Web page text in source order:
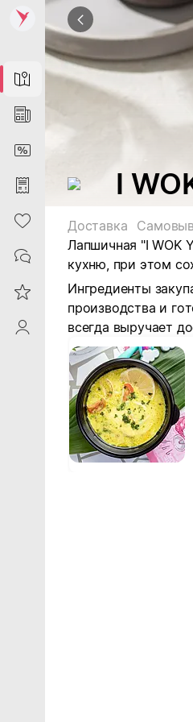
Map
News
DiscountCard
Purchases
Heart
Contacts
Reviews
ProfileSaby
I
Доставка
Лапшичная "I WOK
кухню, при этом
Ингредиенты
производства и
всегда выручает